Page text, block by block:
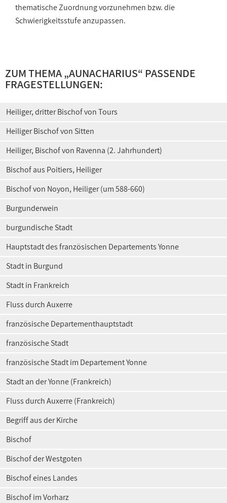
thematische Zuordnung vorzunehmen bzw. die
Schwierigkeitsstufe anzupassen.
ZUM THEMA „AUNACHARIUS“ PASSENDE
FRAGESTELLUNGEN:
Heiliger, dritter Bischof von Tours
Heiliger Bischof von Sitten
Heiliger, Bischof von Ravenna (2. Jahrhundert)
Bischof aus Poitiers, Heiliger
Bischof von Noyon, Heiliger (um 588-660)
Burgunderwein
burgundische Stadt
Hauptstadt des französischen Departements Yonne
Stadt in Burgund
Stadt in Frankreich
Fluss durch Auxerre
französische Departementhauptstadt
französische Stadt
französische Stadt im Departement Yonne
Stadt an der Yonne (Frankreich)
Fluss durch Auxerre (Frankreich)
Begriff aus der Kirche
Bischof
Bischof der Westgoten
Bischof eines Landes
Bischof im Vorharz